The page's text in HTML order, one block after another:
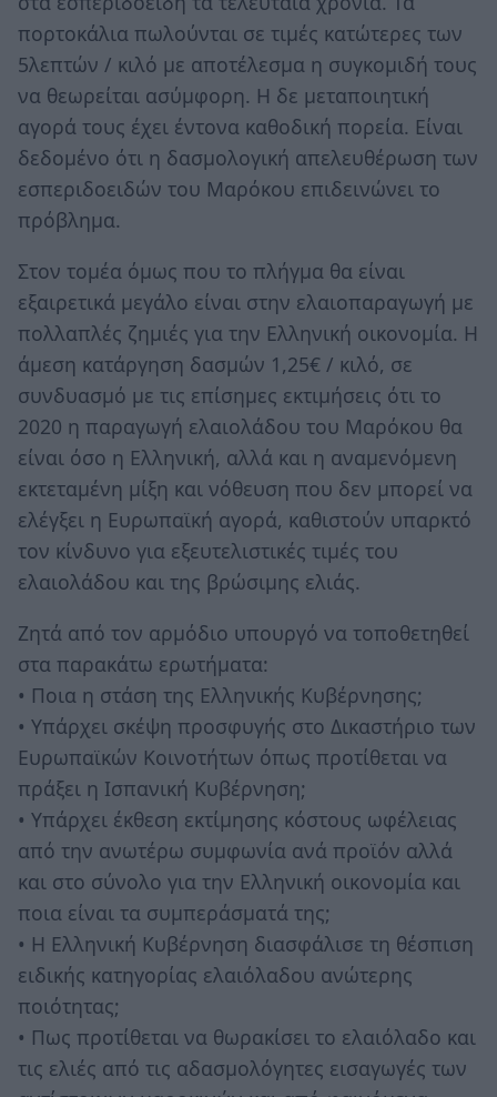
πορτοκάλια πωλούνται σε τιμές κατώτερες των
5λεπτών / κιλό με αποτέλεσμα η συγκομιδή τους
να θεωρείται ασύμφορη. Η δε μεταποιητική
αγορά τους έχει έντονα καθοδική πορεία. Είναι
δεδομένο ότι η δασμολογική απελευθέρωση των
εσπεριδοειδών του Μαρόκου επιδεινώνει το
πρόβλημα.
Στον τομέα όμως που το πλήγμα θα είναι
εξαιρετικά μεγάλο είναι στην ελαιοπαραγωγή με
πολλαπλές ζημιές για την Ελληνική οικονομία. Η
άμεση κατάργηση δασμών 1,25€ / κιλό, σε
συνδυασμό με τις επίσημες εκτιμήσεις ότι το
2020 η παραγωγή ελαιολάδου του Μαρόκου θα
είναι όσο η Ελληνική, αλλά και η αναμενόμενη
εκτεταμένη μίξη και νόθευση που δεν μπορεί να
ελέγξει η Ευρωπαϊκή αγορά, καθιστούν υπαρκτό
τον κίνδυνο για εξευτελιστικές τιμές του
ελαιολάδου και της βρώσιμης ελιάς.
Ζητά από τον αρμόδιο υπουργό να τοποθετηθεί
στα παρακάτω ερωτήματα:
• Ποια η στάση της Ελληνικής Κυβέρνησης;
• Υπάρχει σκέψη προσφυγής στο Δικαστήριο των
Ευρωπαϊκών Κοινοτήτων όπως προτίθεται να
πράξει η Ισπανική Κυβέρνηση;
• Υπάρχει έκθεση εκτίμησης κόστους ωφέλειας
από την ανωτέρω συμφωνία ανά προϊόν αλλά
και στο σύνολο για την Ελληνική οικονομία και
ποια είναι τα συμπεράσματά της;
• Η Ελληνική Κυβέρνηση διασφάλισε τη θέσπιση
ειδικής κατηγορίας ελαιόλαδου ανώτερης
ποιότητας;
• Πως προτίθεται να θωρακίσει το ελαιόλαδο και
τις ελιές από τις αδασμολόγητες εισαγωγές των